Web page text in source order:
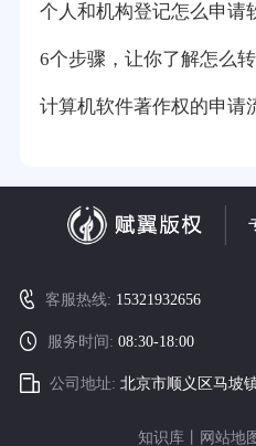
个人和机构登记怎么申请
6个步骤，让你了解怎么
计算机软件著作权的申请
客服热线: 15321932656
服务时间: 08:30-18:00
公司地址:北京市顺义区马坡
知识库丨 网站地